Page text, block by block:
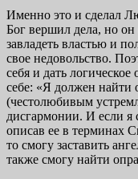
Именно это и сделал
Бог вершил дела, но
завладеть властью и
свое недовольство.
себя и дать
себе: «Я должен найти
(честолюбивым
дисгармонии. И если я
описав ее в терминах
то смогу заставить
также смогу найти